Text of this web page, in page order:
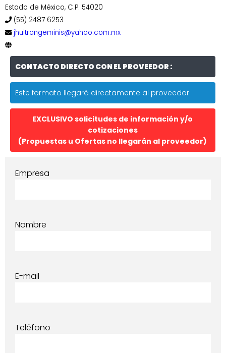
Estado de México, C.P. 54020
(55) 2487 6253
jhuitrongeminis@yahoo.com.mx
CONTACTO DIRECTO CON EL PROVEEDOR :
Este formato llegará directamente al proveedor
EXCLUSIVO solicitudes de información y/o
cotizaciones
(Propuestas u Ofertas no llegarán al proveedor)
Empresa
Nombre
E-mail
Teléfono